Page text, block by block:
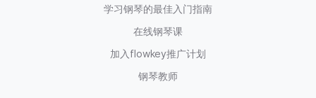
学习钢琴的最佳入门指南
在线钢琴课
加入flowkey推广计划
钢琴教师